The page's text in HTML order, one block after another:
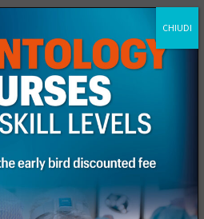
CHIUDI